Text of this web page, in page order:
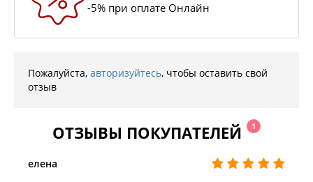
-5% при оплате Онлайн
Пожалуйста, авторизуйтесь, чтобы оставить свой
отзыв
ОТЗЫВЫ ПОКУПАТЕЛЕЙ 1
елена